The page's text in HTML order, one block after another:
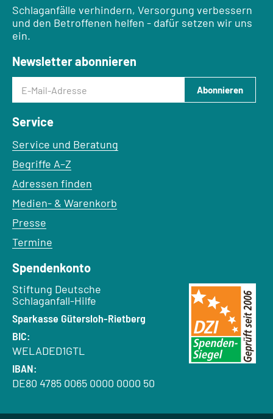
Schlaganfälle verhindern, Versorgung verbessern
und den Betroffenen helfen - dafür setzen wir uns
ein.
Newsletter abonnieren
E-Mail-Adresse
Abonnieren
Service
Service und Beratung
Begriffe A–Z
Adressen finden
Medien- & Warenkorb
Presse
Termine
Spendenkonto
Empfänger:
Stiftung Deutsche
Schlaganfall-Hilfe
Bank:
Sparkasse Gütersloh-Rietberg
BIC:
WELADED1GTL
IBAN:
DE80 4785 0065 0000 0000 50